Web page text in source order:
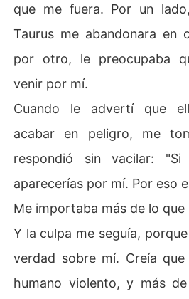
que me fuera. Por un
Taurus me abandonara en
por otro, le preocupaba
venir por mí.
Cuando le advertí que
acabar en peligro, me
respondió sin vacilar:
aparecerías por mí. Por eso
Me importaba más de lo que
Y la culpa me seguía,
verdad sobre mí. Creía
humano violento, y más